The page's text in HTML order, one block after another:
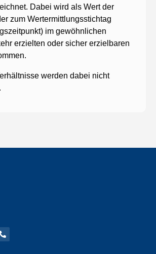
Dabei wird als Wert der
zum Wertermittlungsstichtag
im gewöhnlichen
erzielten oder sicher erzielbaren
werden dabei nicht